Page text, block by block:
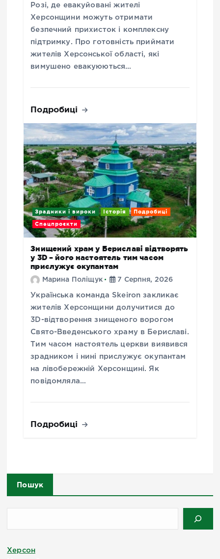
Розі, де евакуйовані жителі
Херсонщини можуть отримати
безпечний прихисток і комплексну
підтримку. Про готовність приймати
жителів Херсонської області, які
вимушено евакуюються…
Подробиці
Зрадники і вироки Історія Подробиці
Спецпроєкти
Знищений храм у Бериславі відтворять
у 3D – його настоятель тим часом
прислужує окупантам
Марина Поліщук 7 Серпня, 2026
Українська команда Skeiron закликає
жителів Херсонщини долучитися до
3D-відтворення знищеного ворогом
Свято-Введенського храму в Бериславі.
Тим часом настоятель церкви виявився
зрадником і нині прислужує окупантам
на лівобережній Херсонщині. Як
повідомляла…
Подробиці
Пошук
Херсон